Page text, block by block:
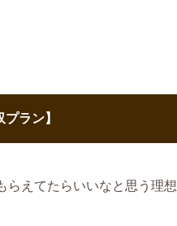
ラン】
らえてたらいいなと思う理想